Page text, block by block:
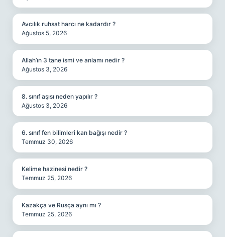
Avcılık ruhsat harcı ne kadardır ?
Ağustos 5, 2026
Allah’ın 3 tane ismi ve anlamı nedir ?
Ağustos 3, 2026
8. sınıf aşısı neden yapılır ?
Ağustos 3, 2026
6. sınıf fen bilimleri kan bağışı nedir ?
Temmuz 30, 2026
Kelime hazinesi nedir ?
Temmuz 25, 2026
Kazakça ve Rusça aynı mı ?
Temmuz 25, 2026